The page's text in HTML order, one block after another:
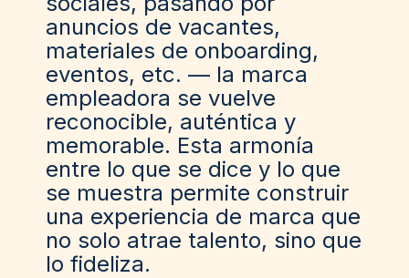
anuncios de vacantes,
materiales de onboarding,
eventos, etc. — la marca
empleadora se vuelve
reconocible, auténtica y
memorable. Esta armonía
entre lo que se dice y lo que
se muestra permite construir
una experiencia de marca que
no solo atrae talento, sino que
lo fideliza.